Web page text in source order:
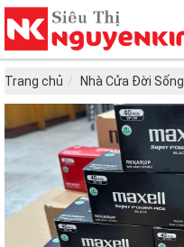
Trang chủ Nhà Cửa Đời Sống